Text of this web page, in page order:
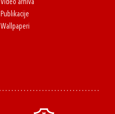
Video arhiva
Publikacije
Wallpaperi